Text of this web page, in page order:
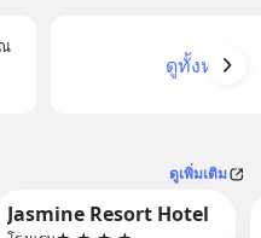
ดูทั้งหมด
ดูเพิ่มเติม
Jasmine Resort Hotel